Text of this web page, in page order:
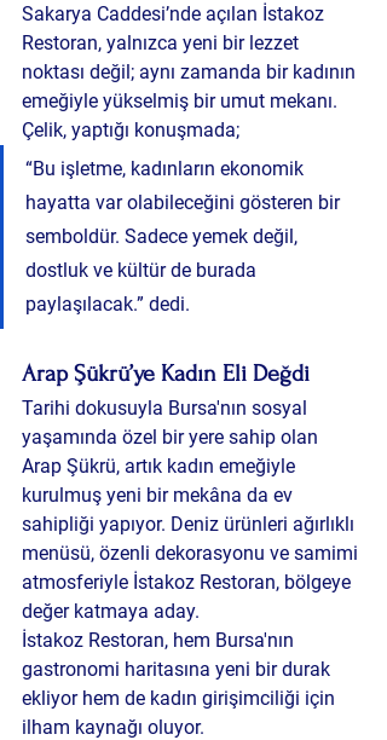
Sakarya Caddesi’nde açılan İstakoz
Restoran, yalnızca yeni bir lezzet
noktası değil; aynı zamanda bir kadının
emeğiyle yükselmiş bir umut mekanı.
Çelik, yaptığı konuşmada;
“Bu işletme, kadınların ekonomik
hayatta var olabileceğini gösteren bir
semboldür. Sadece yemek değil,
dostluk ve kültür de burada
paylaşılacak.” dedi.
Arap Şükrü’ye Kadın Eli Değdi
Tarihi dokusuyla Bursa'nın sosyal
yaşamında özel bir yere sahip olan
Arap Şükrü, artık kadın emeğiyle
kurulmuş yeni bir mekâna da ev
sahipliği yapıyor. Deniz ürünleri ağırlıklı
menüsü, özenli dekorasyonu ve samimi
atmosferiyle İstakoz Restoran, bölgeye
değer katmaya aday.
İstakoz Restoran, hem Bursa'nın
gastronomi haritasına yeni bir durak
ekliyor hem de kadın girişimciliği için
ilham kaynağı oluyor.